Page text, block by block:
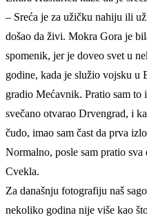
– Sreća je za užičku nahiju ili
došao da živi. Mokra Gora je
spomenik, jer je doveo svet u
godine, kada je služio vojsku u
gradio Mećavnik. Pratio sam to
svečano otvarao Drvengrad, i
čudo, imao sam čast da prva
Normalno, posle sam pratio
Cvekla.
Za današnju fotografiju naš
nekoliko godina nije više kao